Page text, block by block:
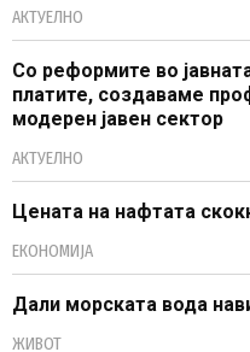
АКТУЕЛНО
Со реформите во
платите, создаваме
модерен јавен сектор
АКТУЕЛНО
Цената на нафтата
ЕКОНОМИЈА
Дали морската вода
ЖИВОТ